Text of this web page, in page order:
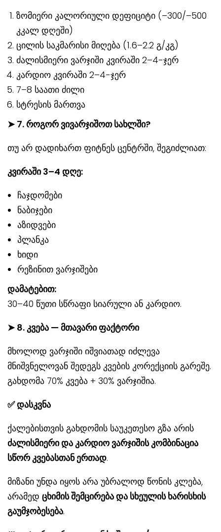
ზომიერი კალორიული დეფიციტი (–300/–500
კკალ დღეში)
ცილის საკმარისი მიღება (1.6–2.2 გ/კგ)
ძალისმიერი ვარჯიში კვირაში 2–4-ჯერ
კარდიო კვირაში 2–4-ჯერ
7–8 საათი ძილი
სტრესის მართვა
➤ 7. როგორ ვივარჯიშოთ სახლში?
თუ არ დადიხართ ფიტნეს ცენტრში, შეგიძლიათ:
კვირაში 3–4 დღე:
ჩაჯდომები
ნაბიჯები
აზიდვები
პლანკა
ხიდი
რეზინით ვარჯიშები
დამატებით:
30–40 წუთი სწრაფი სიარული ან კარდიო.
➤ 8. კვება — მთავარი ფაქტორი
მხოლოდ ვარჯიში იშვიათად იძლევა
მნიშვნელოვან შედეგს კვების კორექციის გარეშე.
გახდომა 70% კვება + 30% ვარჯიშია.
✅დასკვნა
ქალებისთვის გახდომის საუკეთესო გზა არის
ძალისმიერი და კარდიო ვარჯიშის კომბინაცია
სწორ კვებასთან ერთად.
მიზანი უნდა იყოს არა უბრალოდ წონის კლება,
არამედ ცხიმის შემცირება და სხეულის ხარისხის
გაუმჯობესება.